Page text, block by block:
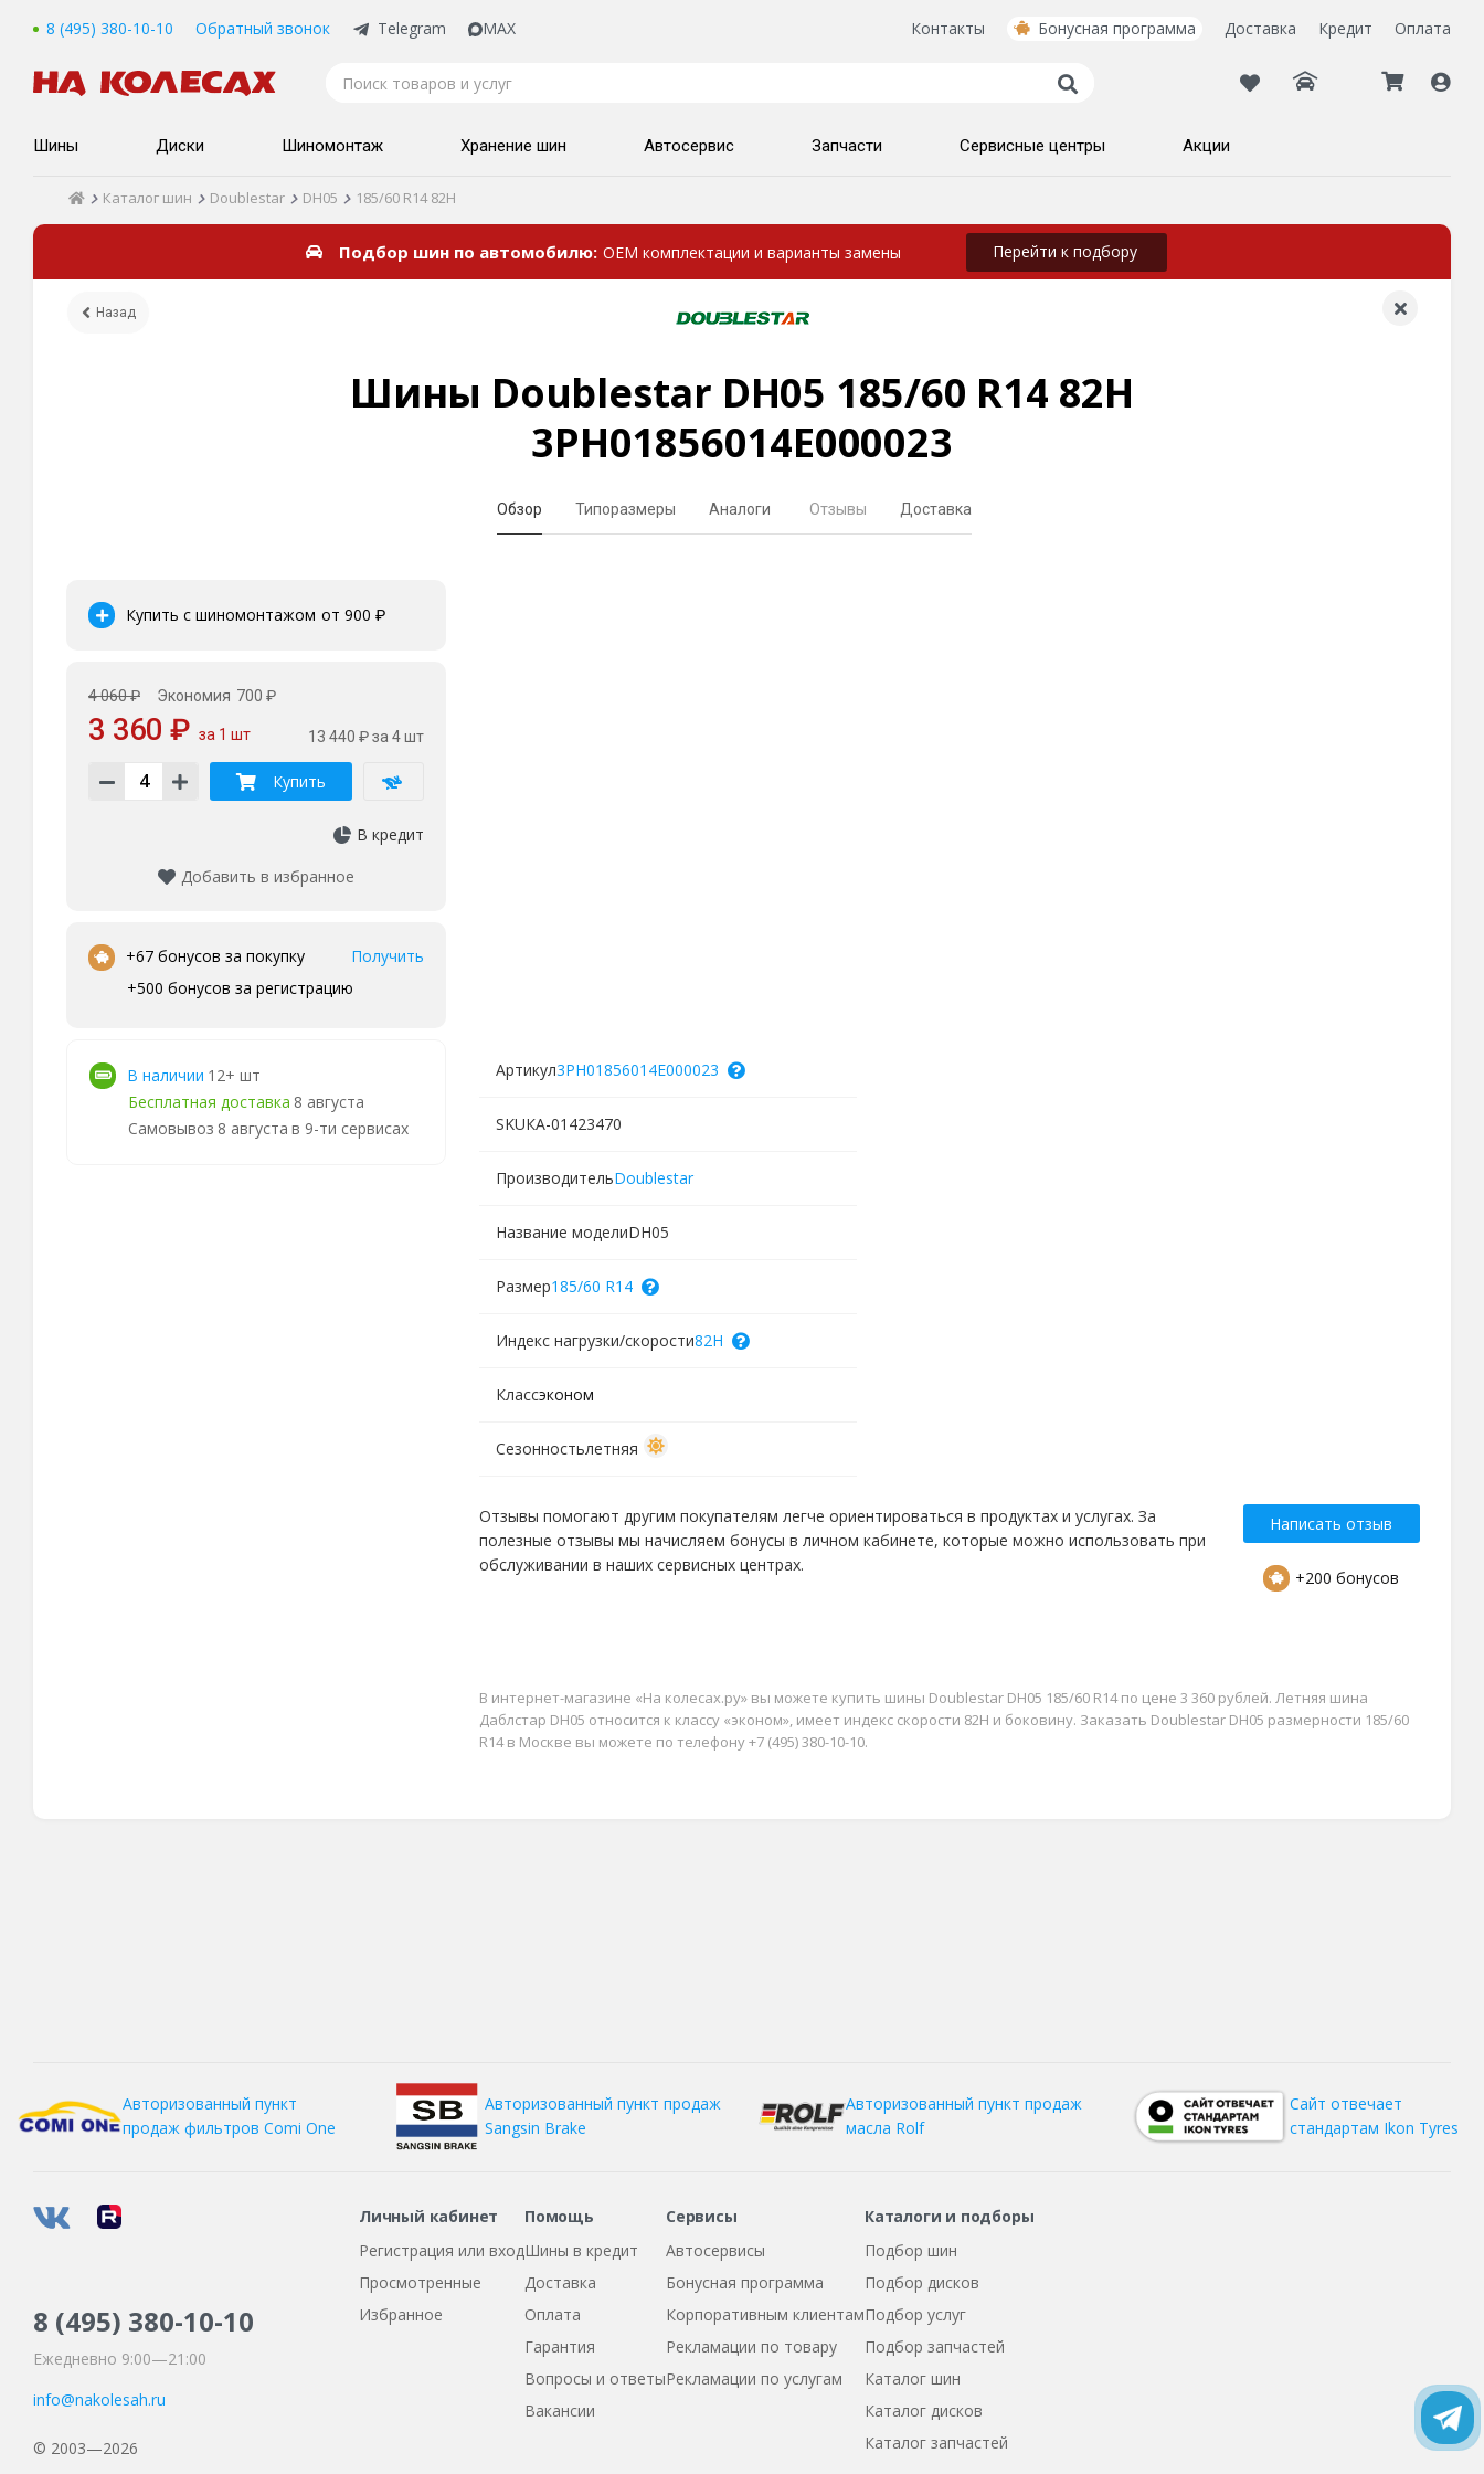
8 (495) 380-10-10 Обратный звонок Telegram MAX Контакты Бонусная программа Доставка Кредит Оплата
Шины Диски Шиномонтаж Хранение шин Автосервис Запчасти Сервисные центры Акции
Каталог шин Doublestar DH05 185/60 R14 82H
Подбор шин по автомобилю OEM комплектации и варианты замены Перейти к подбору
Назад
Шины Doublestar DH05 185/60 R14 82H
3PH01856014E000023
Обзор Типоразмеры Аналоги Отзывы Доставка
Купить с шиномонтажом от 900 ₽
4 060 ₽ Экономия 700 ₽
3 360 ₽ за 1 шт 13 440 ₽за 4 шт
Купить
В кредит
Добавить в избранное
• +67 бонусов за покупку
Получить
+500 бонусов за регистрацию
В наличии 12+ шт
Бесплатная доставка 8 августа
Самовывоз 8 августа в 9-ти сервисах
Артикул3PH01856014E000023
SKUКА-01423470
ПроизводительDoublestar
Название моделиDH05
Размер185/60 R14
Индекс нагрузки/скорости82H
Классэконом
Сезонностьлетняя
Отзывы помогают другим покупателям легче ориентироваться в продуктах и услугах. За
полезные отзывы мы начисляем бонусы в личном кабинете, которые можно использовать при
обслуживании в наших сервисных центрах.
Написать отзыв
+200 бонусов
В интернет-магазине «На колесах.ру» вы можете купить шины Doublestar DH05 185/60 R14 по цене 3 360 рублей. Летняя шина
Даблстар DH05 относится к классу «эконом», имеет индекс скорости 82H и боковину. Заказать Doublestar DH05 размерности 185/60
R14 в Москве вы можете по телефону +7 (495) 380-10-10.
Авторизованный пункт
продаж фильтров Comi One
Авторизованный пункт продаж
Sangsin Brake
Авторизованный пункт продаж
масла Rolf
Сайт отвечает
стандартам Ikon Tyres
8 (495) 380-10-10
Ежедневно 9:00—21:00
info@nakolesah.ru
© 2003—2026
Личный кабинет
Регистрация или вход
Просмотренные
Избранное
Помощь
Шины в кредит
Доставка
Оплата
Гарантия
Вопросы и ответы
Вакансии
Сервисы
Автосервисы
Бонусная программа
Корпоративным клиентам
Рекламации по товару
Рекламации по услугам
Каталоги и подборы
Подбор шин
Подбор дисков
Подбор услуг
Подбор запчастей
Каталог шин
Каталог дисков
Каталог запчастей